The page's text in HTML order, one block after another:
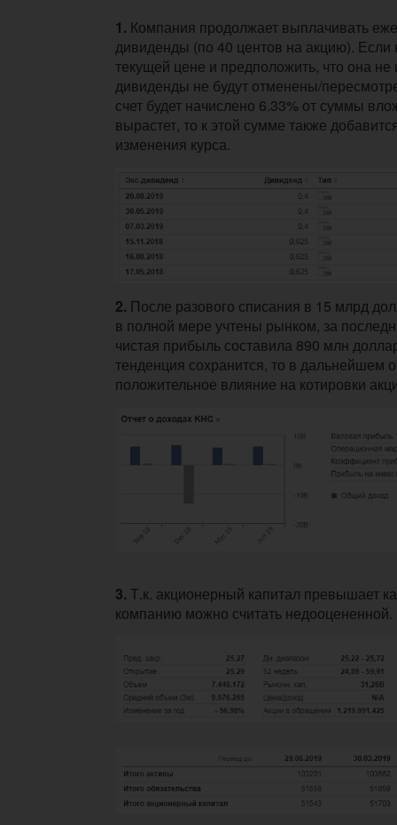
1. Компания продолжает выплачивать
дивиденды (по 40 центов на акцию). Если
текущей цене и предположить, что она не
дивиденды не будут отменены/
счет будет начислено 6.33% от суммы
вырастет, то к этой сумме также
изменения курса.
2. После разового списания в 15 млрд
в полной мере учтены рынком, за
чистая прибыль составила 890 млн
тенденция сохранится, то в дальнейшем
положительное влияние на котировки
3. Т.к. акционерный капитал превышает
компанию можно считать недооцененной.